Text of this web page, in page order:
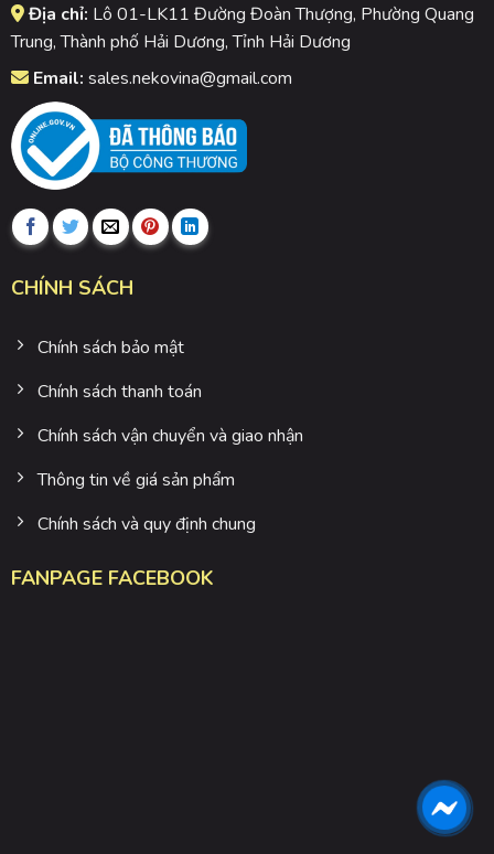
Địa chỉ: Lô 01-LK11 Đường Đoàn Thượng, Phường Quang
Trung, Thành phố Hải Dương, Tỉnh Hải Dương
Email: sales.nekovina@gmail.com
CHÍNH SÁCH
Chính sách bảo mật
Chính sách thanh toán
Chính sách vận chuyển và giao nhận
Thông tin về giá sản phẩm
Chính sách và quy định chung
FANPAGE FACEBOOK